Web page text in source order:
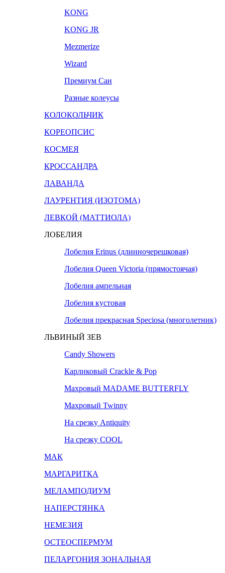
KONG
KONG JR
Mezmerize
Wizard
Премиум Сан
Разные колеусы
КОЛОКОЛЬЧИК
КОРЕОПСИС
КОСМЕЯ
КРОССАНДРА
ЛАВАНДА
ЛАУРЕНТИЯ (ИЗОТОМА)
ЛЕВКОЙ (МАТТИОЛА)
ЛОБЕЛИЯ
Лобелия Erinus (длинночерешковая)
Лобелия Queen Victoria (прямостоячая)
Лобелия ампельная
Лобелия кустовая
Лобелия прекрасная Speciosa (многолетник)
ЛЬВИНЫЙ ЗЕВ
Candy Showers
Карликовый Crackle & Pop
Махровый MADAME BUTTERFLY
Махровый Twinny
На срезку Antiquity
На срезку COOL
МАК
МАРГАРИТКА
МЕЛАМПОДИУМ
НАПЕРСТЯНКА
НЕМЕЗИЯ
ОСТЕОСПЕРМУМ
ПЕЛАРГОНИЯ ЗОНАЛЬНАЯ